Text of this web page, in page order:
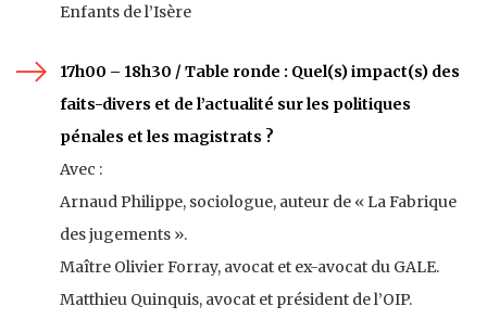
Enfants de l’Isère
17h00 – 18h30 / Table ronde : Quel(s) impact(s) des
faits-divers et de l’actualité sur les politiques
pénales et les magistrats ?
Avec :
Arnaud Philippe, sociologue, auteur de « La Fabrique
des jugements ».
Maître Olivier Forray, avocat et ex-avocat du GALE.
Matthieu Quinquis, avocat et président de l’OIP.